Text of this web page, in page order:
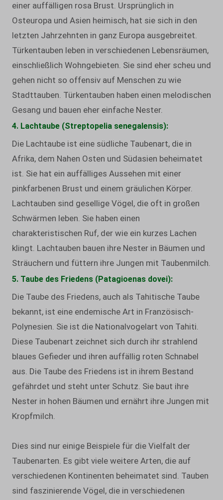
einer auffälligen rosa Brust. Ursprünglich in
Osteuropa und Asien heimisch, hat sie sich in den
letzten Jahrzehnten in ganz Europa ausgebreitet.
Türkentauben leben in verschiedenen Lebensräumen,
einschließlich Wohngebieten. Sie sind eher scheu und
gehen nicht so offensiv auf Menschen zu wie
Stadttauben. Türkentauben haben einen melodischen
Gesang und bauen eher einfache Nester.
4. Lachtaube (Streptopelia senegalensis):
Die Lachtaube ist eine südliche Taubenart, die in
Afrika, dem Nahen Osten und Südasien beheimatet
ist. Sie hat ein auffälliges Aussehen mit einer
pinkfarbenen Brust und einem gräulichen Körper.
Lachtauben sind gesellige Vögel, die oft in großen
Schwärmen leben. Sie haben einen
charakteristischen Ruf, der wie ein kurzes Lachen
klingt. Lachtauben bauen ihre Nester in Bäumen und
Sträuchern und füttern ihre Jungen mit Taubenmilch.
5. Taube des Friedens (Patagioenas dovei):
Die Taube des Friedens, auch als Tahitische Taube
bekannt, ist eine endemische Art in Französisch-
Polynesien. Sie ist die Nationalvogelart von Tahiti.
Diese Taubenart zeichnet sich durch ihr strahlend
blaues Gefieder und ihren auffällig roten Schnabel
aus. Die Taube des Friedens ist in ihrem Bestand
gefährdet und steht unter Schutz. Sie baut ihre
Nester in hohen Bäumen und ernährt ihre Jungen mit
Kropfmilch.
Dies sind nur einige Beispiele für die Vielfalt der
Taubenarten. Es gibt viele weitere Arten, die auf
verschiedenen Kontinenten beheimatet sind. Tauben
sind faszinierende Vögel, die in verschiedenen